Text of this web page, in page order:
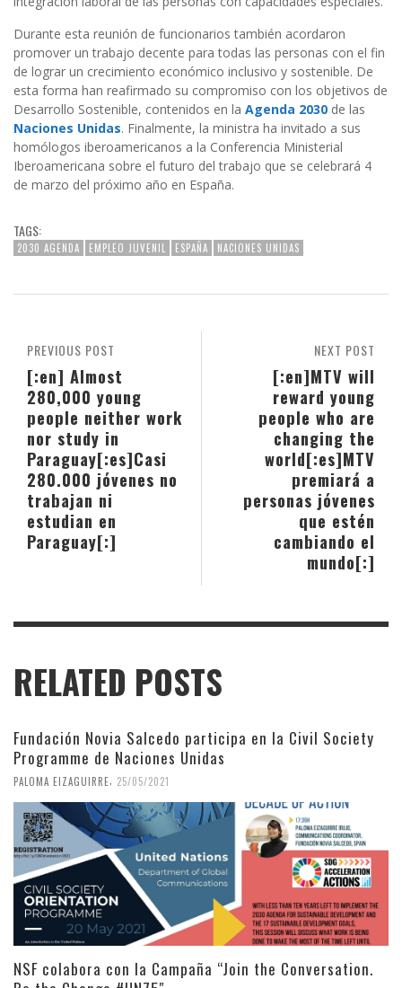
Durante esta reunión de funcionarios también acordaron
promover un trabajo decente para todas las personas con el fin
de lograr un crecimiento económico inclusivo y sostenible. De
esta forma han reafirmado su compromiso con los objetivos de
Desarrollo Sostenible, contenidos en la Agenda 2030 de las
Naciones Unidas. Finalmente, la ministra ha invitado a sus
homólogos iberoamericanos a la Conferencia Ministerial
Iberoamericana sobre el futuro del trabajo que se celebrará 4
de marzo del próximo año en España.
TAGS:
2030 AGENDA EMPLEO JUVENIL ESPAÑA NACIONES UNIDAS
NEXT POST
[:en]MTV will
reward young
people who are
changing the
world[:es]MTV
premiará a
personas jóvenes
que estén
cambiando el
mundo[:]
PREVIOUS POST
[:en] Almost
280,000 young
people neither work
nor study in
Paraguay[:es]Casi
280.000 jóvenes no
trabajan ni
estudian en
Paraguay[:]
RELATED POSTS
Fundación Novia Salcedo participa en la Civil Society
Programme de Naciones Unidas
PALOMA EIZAGUIRRE 25/05/2021
NSF colabora con la Campaña “Join the Conversation.